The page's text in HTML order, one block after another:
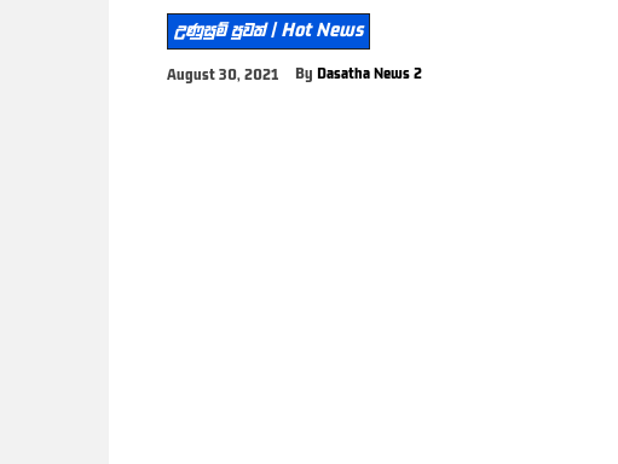
උණුසුම් පුවත් | Hot News
August 30, 2021 By Dasatha News 2